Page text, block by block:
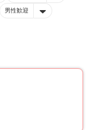
男性歓迎